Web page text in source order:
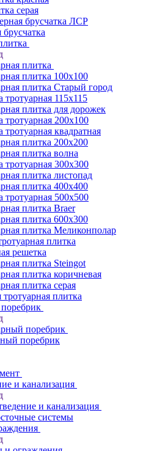
серая
брусчатка ЛСР
брусчатка
плитка
плитка 100x100
плитка Старый город
тротуарная 115x115
плитка для дорожек
тротуарная 200х100
тротуарная квадратная
плитка 200х200
плитка волна
тротуарная 300х300
плитка листопад
плитка 400х400
тротуарная 500x500
плитка Braer
плитка 600х300
плитка Меликонполар
плитка
решетка
плитка Steingot
плитка коричневая
плитка серая
тротуарная плитка
поребрик
поребрик
и канализация
и канализация
системы